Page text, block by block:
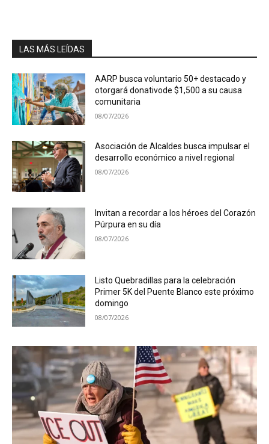
LAS MÁS LEÍDAS
AARP busca voluntario 50+ destacado y
otorgará donativode $1,500 a su causa
comunitaria
08/07/2026
Asociación de Alcaldes busca impulsar el
desarrollo económico a nivel regional
08/07/2026
Invitan a recordar a los héroes del Corazón
Púrpura en su día
08/07/2026
Listo Quebradillas para la celebración
Primer 5K del Puente Blanco este próximo
domingo
08/07/2026